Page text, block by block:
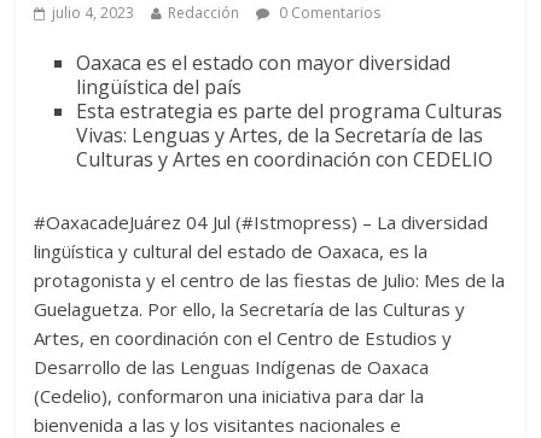
julio 4, 2023 Redacción 0 Comentarios
Oaxaca es el estado con mayor diversidad
lingüística del país
Esta estrategia es parte del programa Culturas
Vivas: Lenguas y Artes, de la Secretaría de las
Culturas y Artes en coordinación con CEDELIO
#OaxacadeJuárez 04 Jul (#Istmopress) – La diversidad
lingüística y cultural del estado de Oaxaca, es la
protagonista y el centro de las fiestas de Julio: Mes de la
Guelaguetza. Por ello, la Secretaría de las Culturas y
Artes, en coordinación con el Centro de Estudios y
Desarrollo de las Lenguas Indígenas de Oaxaca
(Cedelio), conformaron una iniciativa para dar la
bienvenida a las y los visitantes nacionales e